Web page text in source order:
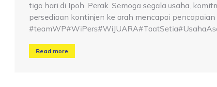
tiga hari di Ipoh, Perak. Semoga segala usaha,
persediaan kontinjen ke arah mencapai
Read more